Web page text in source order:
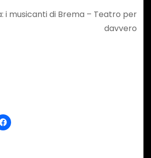
i musicanti di Brema – Teatro per
davvero